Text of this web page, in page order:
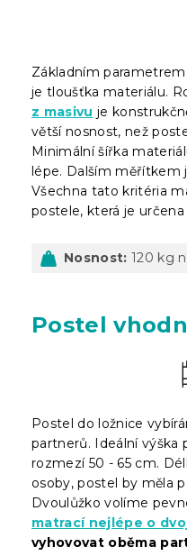
Základním
je tloušťka materiálu.
z masivu je
větší nosnost, než
Minimální šířka
lépe. Dalším měřítkem
Všechna tato kritéria
postele, která je
Nosnost: 120 kg
Postel
Postel do ložnice
partnerů. Ideální výška
rozmezí 50 - 65 cm.
osoby, postel by měla
Dvoulůžko volíme
matrací nejlépe o
vyhovovat oběma